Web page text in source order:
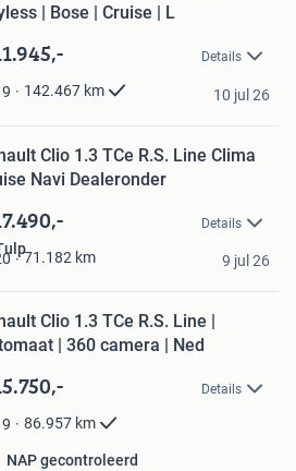
| Bose | Cruise | L
Details
142.467 km 10 jul 26
Clio 1.3 TCe R.S. Line Clima
Navi Dealeronder
Details
71.182 km 9 jul 26
Clio 1.3 TCe R.S. Line |
| 360 camera | Ned
Details
86.957 km
NAP gecontroleerd